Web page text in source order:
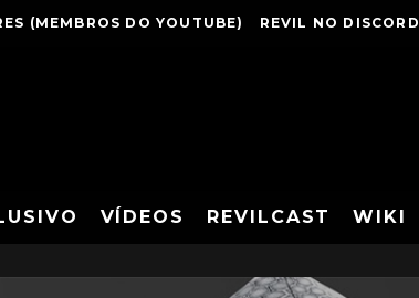
(MEMBROS DO YOUTUBE) REVIL NO DISCORD
VÍDEOS REVILCAST WIKI